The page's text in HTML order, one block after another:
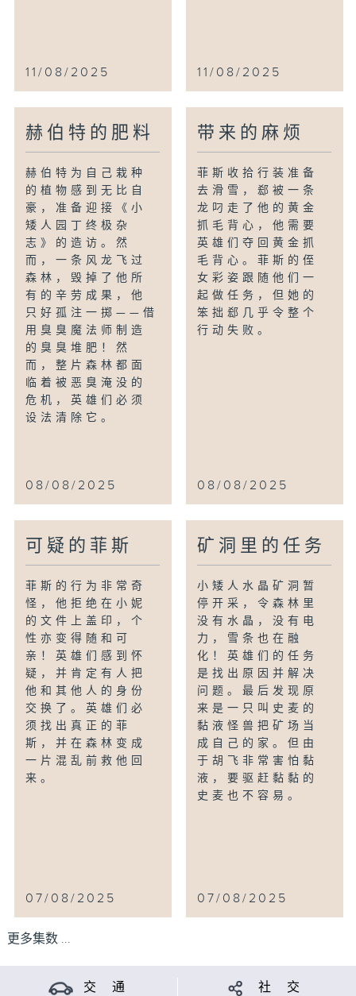
11/08/2025 11/08/2025
赫伯特的肥料
赫伯特为自己栽种
的植物感到无比自
豪，准备迎接《小
矮人园丁终极杂
志》的造访。然
而，一条风龙飞过
森林，毁掉了他所
有的辛劳成果，他
只好孤注一掷——借
用臭臭魔法师制造
的臭臭堆肥！然
而，整片森林都面
临着被恶臭淹没的
危机，英雄们必须
设法清除它。
08/08/2025
带来的麻烦
菲斯收拾行装准备
去滑雪，郄被一条
龙叼走了他的黄金
抓毛背心，他需要
英雄们夺回黄金抓
毛背心。菲斯的侄
女彩姿跟随他们一
起做任务，但她的
笨拙郄几乎令整个
行动失败。
08/08/2025
可疑的菲斯
菲斯的行为非常奇
怪，他拒绝在小妮
的文件上盖印，个
性亦变得随和可
亲！英雄们感到怀
疑，并肯定有人把
他和其他人的身份
交换了。英雄们必
须找出真正的菲
斯，并在森林变成
一片混乱前救他回
来。
07/08/2025
矿洞里的任务
小矮人水晶矿洞暂
停开采，令森林里
没有水晶，没有电
力，雪条也在融
化！英雄们的任务
是找出原因并解决
问题。最后发现原
来是一只叫史麦的
黏液怪兽把矿场当
成自己的家。但由
于胡飞非常害怕黏
液，要驱赶黏黏的
史麦也不容易。
07/08/2025
更多集数 ...
交 通 社 交